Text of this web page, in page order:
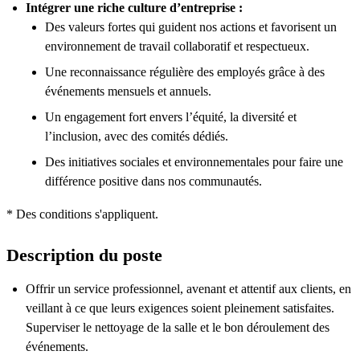
Intégrer une riche culture d’entreprise :
Des valeurs fortes qui guident nos actions et favorisent un
environnement de travail collaboratif et respectueux.
Une reconnaissance régulière des employés grâce à des
événements mensuels et annuels.
Un engagement fort envers l’équité, la diversité et
l’inclusion, avec des comités dédiés.
Des initiatives sociales et environnementales pour faire une
différence positive dans nos communautés.
* Des conditions s'appliquent.
Description du poste
Offrir un service professionnel, avenant et attentif aux clients, en
veillant à ce que leurs exigences soient pleinement satisfaites.
Superviser le nettoyage de la salle et le bon déroulement des
événements.